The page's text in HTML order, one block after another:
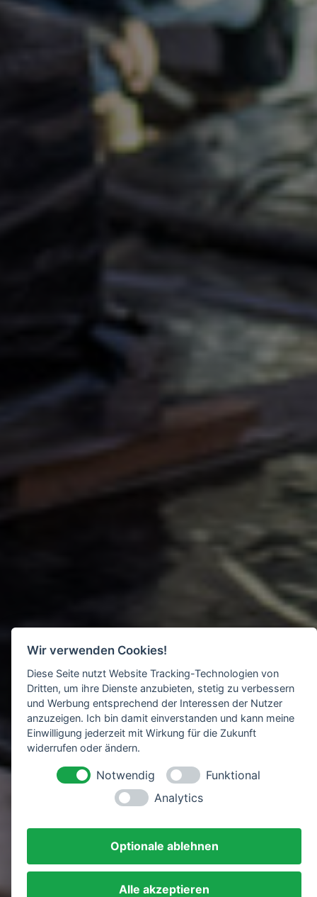
Roth Estrich Aktiv
Wir verwenden Cookies!
Diese Seite nutzt Website Tracking-Technologien von
Dritten, um ihre Dienste anzubieten, stetig zu verbessern
und Werbung entsprechend der Interessen der Nutzer
anzuzeigen. Ich bin damit einverstanden und kann meine
Einwilligung jederzeit mit Wirkung für die Zukunft
widerrufen oder ändern.
Notwendig
Funktional
Analytics
Optionale ablehnen
Alle akzeptieren